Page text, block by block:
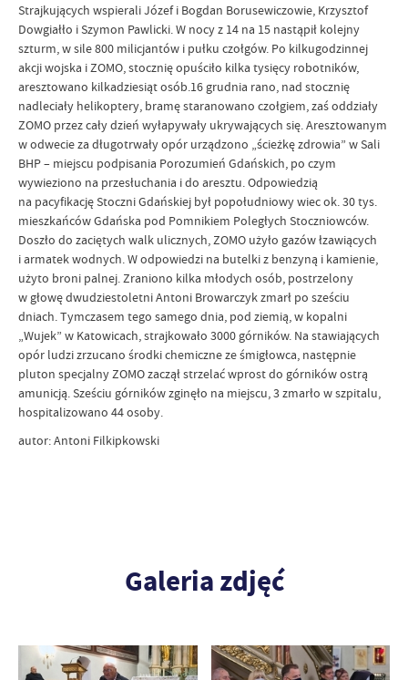
Strajkujących wspierali Józef i Bogdan Borusewiczowie, Krzysztof
Dowgiałło i Szymon Pawlicki. W nocy z 14 na 15 nastąpił kolejny
szturm, w sile 800 milicjantów i pułku czołgów. Po kilkugodzinnej
akcji wojska i ZOMO, stocznię opuściło kilka tysięcy robotników,
aresztowano kilkadziesiąt osób.16 grudnia rano, nad stocznię
nadleciały helikoptery, bramę staranowano czołgiem, zaś oddziały
ZOMO przez cały dzień wyłapywały ukrywających się. Aresztowanym
w odwecie za długotrwały opór urządzono „ścieżkę zdrowia” w Sali
BHP – miejscu podpisania Porozumień Gdańskich, po czym
wywieziono na przesłuchania i do aresztu. Odpowiedzią
na pacyfikację Stoczni Gdańskiej był popołudniowy wiec ok. 30 tys.
mieszkańców Gdańska pod Pomnikiem Poległych Stoczniowców.
Doszło do zaciętych walk ulicznych, ZOMO użyło gazów łzawiących
i armatek wodnych. W odpowiedzi na butelki z benzyną i kamienie,
użyto broni palnej. Zraniono kilka młodych osób, postrzelony
w głowę dwudziestoletni Antoni Browarczyk zmarł po sześciu
dniach. Tymczasem tego samego dnia, pod ziemią, w kopalni
„Wujek” w Katowicach, strajkowało 3000 górników. Na stawiających
opór ludzi zrzucano środki chemiczne ze śmigłowca, następnie
pluton specjalny ZOMO zaczął strzelać wprost do górników ostrą
amunicją. Sześciu górników zginęło na miejscu, 3 zmarło w szpitalu,
hospitalizowano 44 osoby.
autor: Antoni Filkipkowski
Galeria zdjęć